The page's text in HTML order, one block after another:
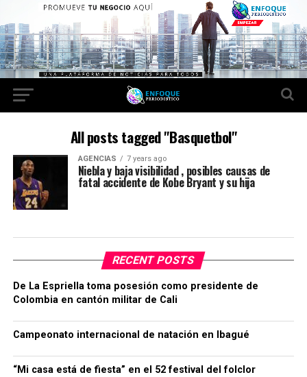
All posts tagged "Basquetbol"
AGENCIAS 7 years ago
Niebla y baja visibilidad , posibles causas de
fatal accidente de Kobe Bryant y su hija
RECENT POSTS
De La Espriella toma posesión como presidente de
Colombia en cantón militar de Cali
Campeonato internacional de natación en Ibagué
“Mi casa está de fiesta” en el 52 festival del folclor